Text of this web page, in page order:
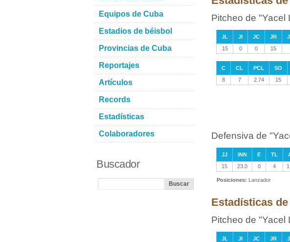
Pitcheo de "Yacel
JL JI JC JR
15
0 0 15
C CL PCL SO
8
7 2.74 15
Defensiva de
JJ INN E TL
15
23.0 0 4
Posiciones: Lanzador
Estadísticas
Pitcheo de "Yacel
JL JI JC JR
Equipos de Cuba
Estadios de béisbol
Provincias de Cuba
Reportajes
Artículos
Records
Estadísticas
Colaboradores
Buscador